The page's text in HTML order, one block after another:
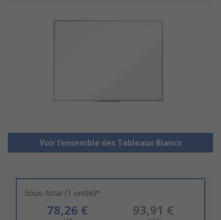
Voir l’ensemble des Tableaux Blancs
Sous-total (1 unité)*
78,26 € 93,91 €